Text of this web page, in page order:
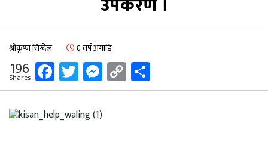
श्रीकृष्ण सिग्देल ६ वर्ष अगाडि
196
Shares Facebook
Twitter
Messenger
Copy
Link